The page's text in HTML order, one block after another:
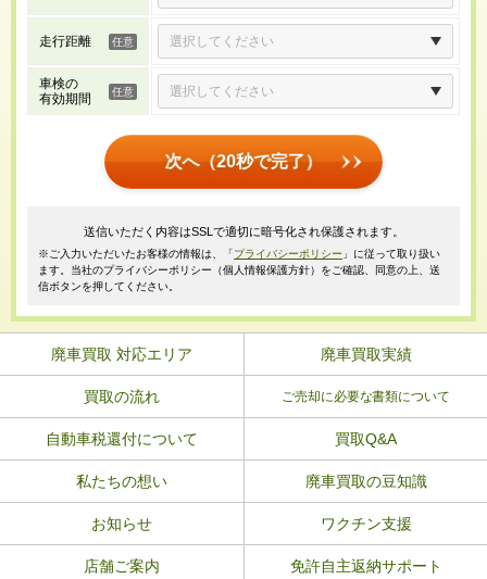
走行距離
車検の
有効期間
次へ（20秒で完了）
送信いただく内容はSSLで適切に暗号化され保護されます。
※ご入力いただいたお客様の情報は、「プライバシーポリシー 」に従って取り扱い
ます。当社のプライバシーポリシー（個人情報保護方針）をご確認、同意の上、送
信ボタンを押してください。
廃車買取 対応エリア 廃車買取実績
買取の流れ ご売却に必要な書類について
自動車税還付について 買取Q&A
私たちの想い 廃車買取の豆知識
お知らせ ワクチン支援
店舗ご案内 免許自主返納サポート